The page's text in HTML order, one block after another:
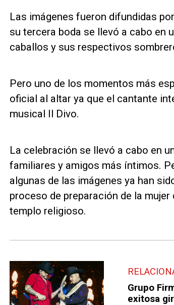
Las imágenes fueron difundidas
su tercera boda se llevó a cabo en
caballos y sus respectivos
Pero uno de los momentos más
oficial al altar ya que el cantante
musical Il Divo.
La celebración se llevó a cabo en
familiares y amigos más íntimos.
algunas de las imágenes ya han
proceso de preparación de la
templo religioso.
Grupo
exitosa